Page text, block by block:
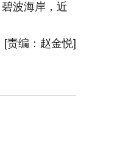
波海岸，近
[责编：赵金悦]